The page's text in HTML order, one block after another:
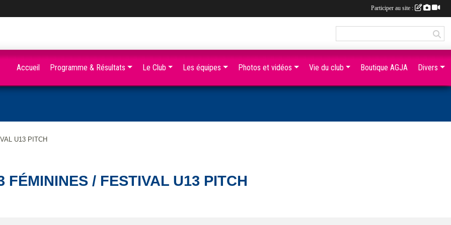
U13 PITCH
FÉMININES / FESTIVAL U13 PITCH
Accueil Programme & Résultats Le Club Les équipes Photos et vidéos Vie du club Boutique AGJA Divers
Participer au site :